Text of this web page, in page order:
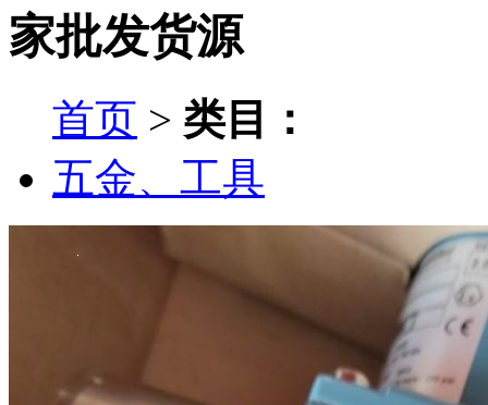
家批发货源
首页 > 类目：
五金、工具